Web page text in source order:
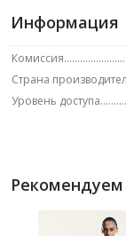
Информация
Комиссия
Страна
Уровень доступа
Рекомендуем